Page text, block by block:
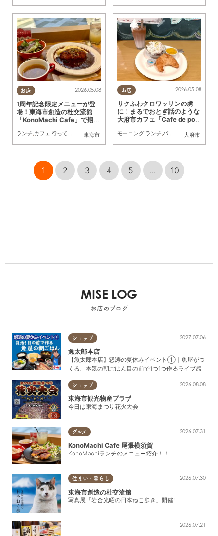
お店
東海市
2026.05.08
1周年記念限定メニューが登
場！東海市創造の杜交流館
「KonoMachi Cafe」で期間
／ちたまる広告
ランチ,カフェ,行ってみたレポ ,家族 カップル,友人
お店
大府市
2026.05.08
サクふわクロワッサンの虜
に！まるでおとぎ話のような
大府市カフェ「Cafe de poin
t（カフェ ド ポワン）」でモ
ーニング
モーニング, ランチ パン カフェ,行ってみ
1 2 3 4 5 ... 10
MISE LOG
お店のブログ
ショップ 2027.07.06
魚太郎本店
【魚太郎本店】怒涛の夏休みイベント①｜魚屋がつ
くる、本気の朝ごはん目の前で1つ1つ作るライブ感
ショップ 2026.08.08
東海市観光物産プラザ
今日は東海まつり花火大会
グルメ 2026.07.31
KonoMachi Cafe 尾張横須賀
KonoMachiランチのメニュー紹介！！
住まい・暮らし 2026.07.30
東海市創造の杜交流館
写真展「岩合光昭の日本ねこ歩き」開催!
2026.07.21